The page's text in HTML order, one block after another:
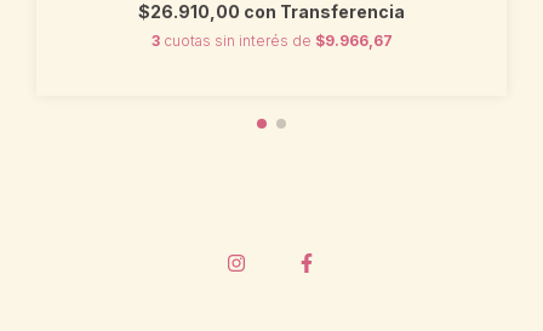
$26.910,00 con Transferencia
3 cuotas sin interés de $9.966,67